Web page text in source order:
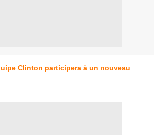
Clinton participera à un nouveau